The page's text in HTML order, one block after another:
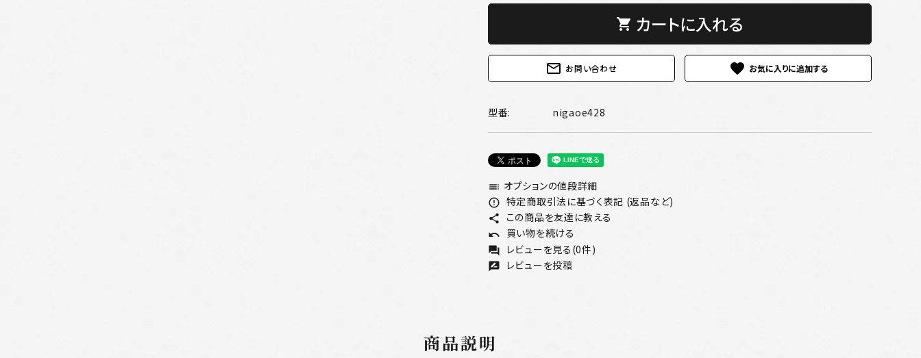
shopping_cart カートに入れる
mail_outline お問い合わせ favorite
型番: nigaoe428
toc オプションの値段詳細
error_outline 特定商取引法に基づく表記 (返品など)
share この商品を友達に教える
undo 買い物を続ける
forum レビューを見る(0件)
rate_review レビューを投稿
商品説明